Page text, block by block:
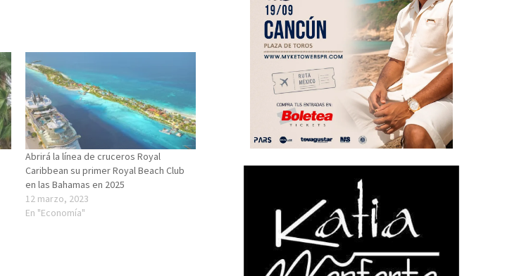
Abrirá la línea de cruceros Royal
Caribbean su primer Royal Beach Club
en las Bahamas en 2025
12 marzo, 2023
En "Economía"